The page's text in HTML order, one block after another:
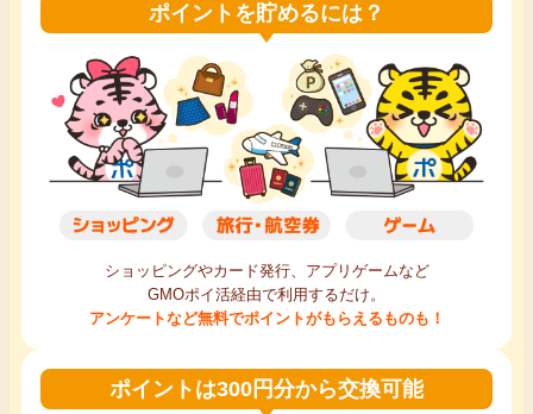
ポイントを貯めるには？
ショッピングやカード発行、アプリゲームなど
GMOポイ活経由で利用するだけ。
アンケートなど無料でポイントがもらえるものも！
ポイントは300円分から交換可能